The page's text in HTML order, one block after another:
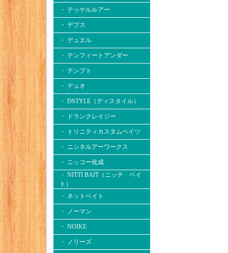
・ テッケルルアー
・ デプス
・ デュエル
・ テンフィートアンダー
・ テンプト
・ デュオ
・ DSTYLE（ディスタイル）
・ ドランクレイジー
・ トリニティカスタムベイツ
・ ニシネルアーワークス
・ ニッコー化成
・ NITTI BAIT（ニッチ ベイ
ト）
・ ネットベイト
・ ノーマン
・ NOIKE
・ ノリーズ